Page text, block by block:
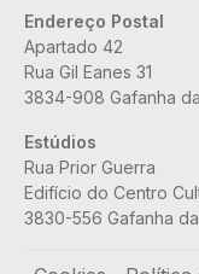
Endereço Postal
Apartado 42
Rua Gil Eanes 31
3834-908 Gafanha
Estúdios
Rua Prior Guerra
Edifício do Centro
3830-556 Gafanha